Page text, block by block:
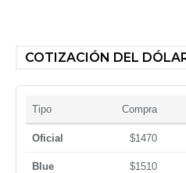
COTIZACIÓN DEL
Tipo Compra
Oficial $1470
Blue $1510